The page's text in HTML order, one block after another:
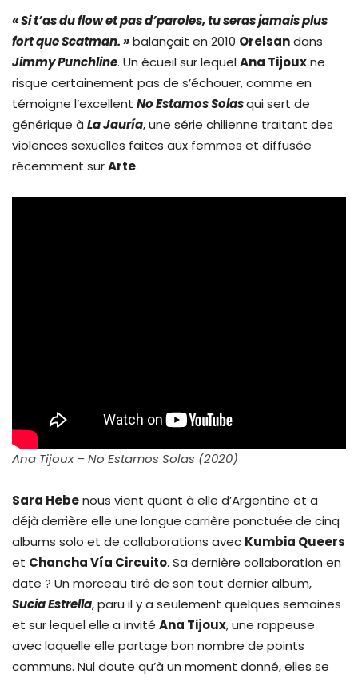
« Si t’as du flow et pas d’paroles, tu seras jamais plus
fort que Scatman. »balançait en 2010 Orelsandans
Jimmy Punchline. Un écueil sur lequelAna Tijouxne
risque certainement pas de s’échouer, comme en
témoigne l’excellent No Estamos Solasqui sert de
générique à La Jauría, une série chilienne traitant des
violences sexuelles faites aux femmes et diffusée
récemment surArte.
Ana Tijoux – No Estamos Solas (2020)
Sara Hebenous vient quant à elle d’Argentine et a
déjà derrière elle une longue carrière ponctuée de cinq
albums solo et de collaborations avec Kumbia Queers
et Chancha Vía Circuito. Sa dernière collaboration en
date ? Un morceau tiré de son tout dernier album,
Sucia Estrella, paru il y a seulement quelques semaines
et sur lequel elle a invité Ana Tijoux, une rappeuse
avec laquelle elle partage bon nombre de points
communs. Nul doute qu’à un moment donné, elles se